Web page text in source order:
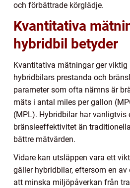
och förbättrade körglädje.
Kvantitativa
hybridbil betyder
Kvantitativa mätningar ger
hybridbilars prestanda och
parameter som ofta nämns är
mäts i antal miles per gallon
(MPL). Hybridbilar har vanligtvis
bränsleeffektivitet än
bättre mätvärden.
Vidare kan utsläppen vara ett
gäller hybridbilar, eftersom en
att minska miljöpåverkan från